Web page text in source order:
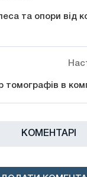
та опори від
томографів в
КОМЕНТАРІ